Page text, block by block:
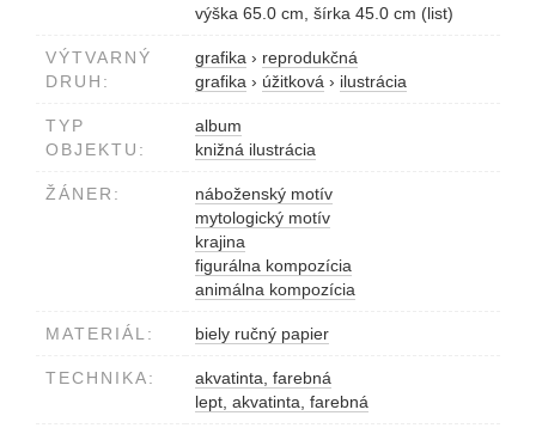
výška 65.0 cm, šírka 45.0 cm (list)
VÝTVARNÝ
DRUH:
grafika › reprodukčná
grafika › úžitková › ilustrácia
TYP
OBJEKTU:
album
knižná ilustrácia
ŽÁNER:
náboženský motív
mytologický motív
krajina
figurálna kompozícia
animálna kompozícia
MATERIÁL: biely ručný papier
TECHNIKA:
akvatinta, farebná
lept, akvatinta, farebná